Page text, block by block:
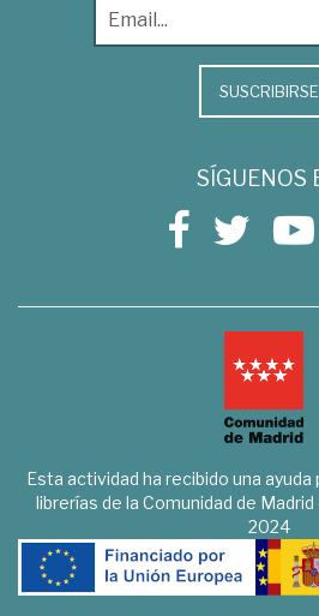
SUSCRIBIRSE
SÍGUENOS
Esta actividad ha recibido una
librerías de la Comunidad de
2024